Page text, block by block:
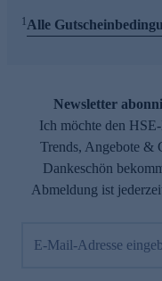
1Alle
Newsletter
Ich möchte den
Trends, Angebote &
Dankeschön
Abmeldung ist
E-Mail-Adresse